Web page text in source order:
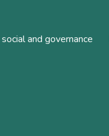
and governance